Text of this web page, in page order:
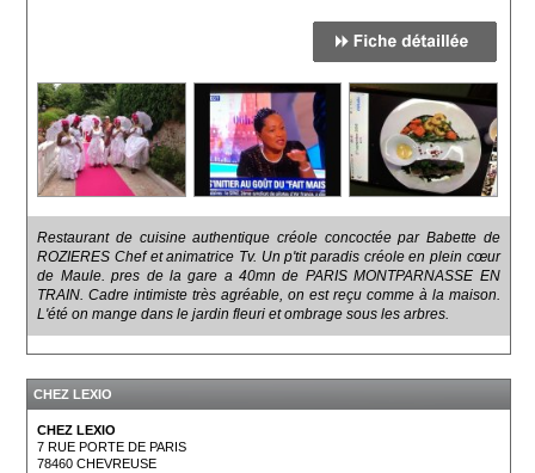
Restaurant de cuisine authentique créole concoctée par Babette de
ROZIERES Chef et animatrice Tv. Un p'tit paradis créole en plein cœur
de Maule. pres de la gare a 40mn de PARIS MONTPARNASSE EN
TRAIN. Cadre intimiste très agréable, on est reçu comme à la maison.
L'été on mange dans le jardin fleuri et ombrage sous les arbres.
CHEZ LEXIO
CHEZ LEXIO
7 RUE PORTE DE PARIS
78460CHEVREUSE